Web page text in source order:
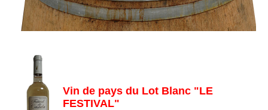
Vin de pays du Lot Blanc "LE
FESTIVAL"